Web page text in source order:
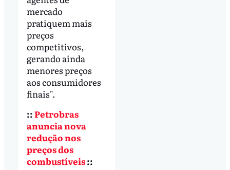
mercado
pratiquem mais
preços
competitivos,
gerando ainda
menores preços
aos consumidores
finais".
::Petrobras
anuncia nova
redução nos
preços dos
combustíveis::